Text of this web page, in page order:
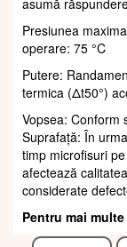
asumă
Presiunea
operare: 75 °C
Putere:
termica (Δt50°)
Vopsea: Conform
Suprafaţă: În
timp microfisuri
afectează
considerate
Pentru mai